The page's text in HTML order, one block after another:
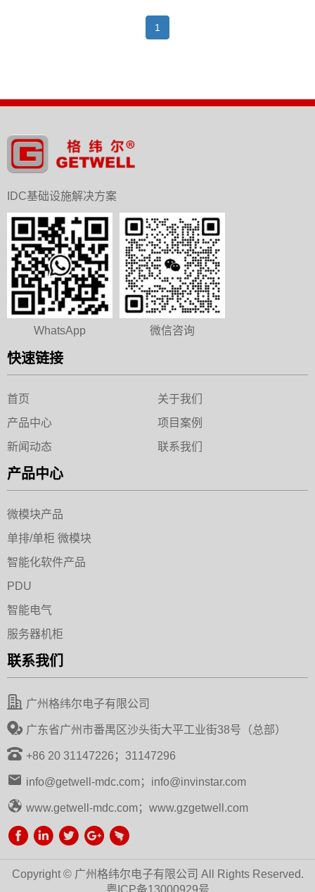
1
IDC基础设施解决方案
WhatsApp 微信咨询
快速链接
首页
关于我们
产品中心
项目案例
新闻动态
联系我们
产品中心
微模块产品
单排/单柜 微模块
智能化软件产品
PDU
智能电气
服务器机柜
联系我们
广州格纬尔电子有限公司
广东省广州市番禺区沙头街大平工业街38号（总部）
+86 20 31147226；31147296
info@getwell-mdc.com；info@invinstar.com
www.getwell-mdc.com；www.gzgetwell.com
Copyright © 广州格纬尔电子有限公司 All Rights Reserved.